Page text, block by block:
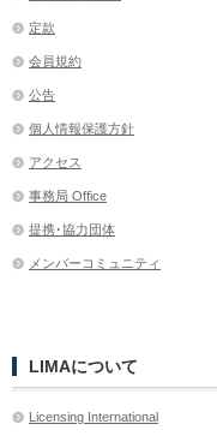
定款
会員規約
公告
個人情報保護方針
アクセス
事務局 Office
提携･協力団体
メンバーコミュニティ
LIMAについて
Licensing International